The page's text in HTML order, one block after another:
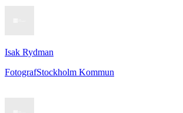
Isak Rydman
FotografStockholm Kommun